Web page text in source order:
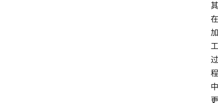
其
在
加
工
过
程
中
更